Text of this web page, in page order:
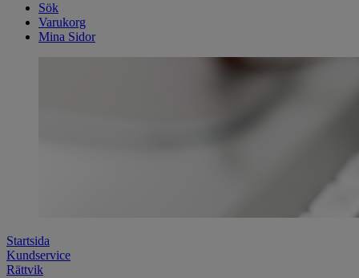
Sök
Varukorg
Mina Sidor
Startsida
Kundservice
Rättvik